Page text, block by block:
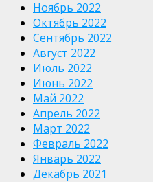
Ноябрь 2022
Октябрь 2022
Сентябрь 2022
Август 2022
Июль 2022
Июнь 2022
Май 2022
Апрель 2022
Март 2022
Февраль 2022
Январь 2022
Декабрь 2021